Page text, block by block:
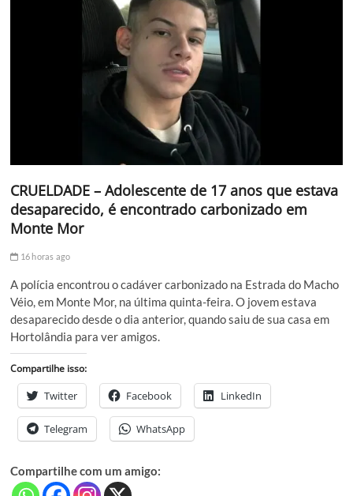
CRUELDADE – Adolescente de 17 anos que estava
desaparecido, é encontrado carbonizado em
Monte Mor
16 horas ago
A polícia encontrou o cadáver carbonizado na Estrada do Macho
Véio, em Monte Mor, na última quinta-feira. O jovem estava
desaparecido desde o dia anterior, quando saiu de sua casa em
Hortolândia para ver amigos.
Compartilhe isso:
Twitter Facebook LinkedIn
Telegram WhatsApp
Compartilhe com um amigo: